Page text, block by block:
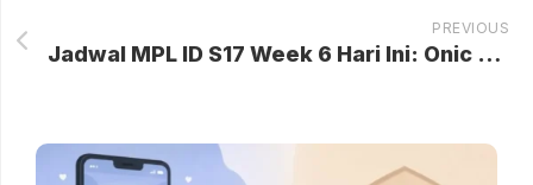
PREVIOUS
Jadwal MPL ID S17 Week 6 Hari Ini: Onic Vs RRQ Hoshi